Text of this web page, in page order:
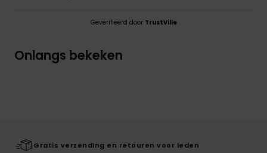
Geverifieerd door TrustVille
Onlangs bekeken
Gratis verzending en retouren voor leden